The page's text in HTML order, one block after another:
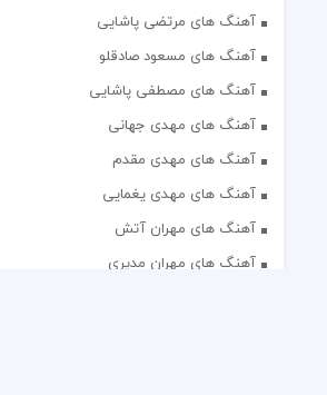
آهنگ های مرتضی پاشایی
آهنگ های مسعود صادقلو
آهنگ های مصطفی پاشایی
آهنگ های مهدی جهانی
آهنگ های مهدی مقدم
آهنگ های مهدی یغمایی
آهنگ های مهران آتش
آهنگ های مهران مدیری